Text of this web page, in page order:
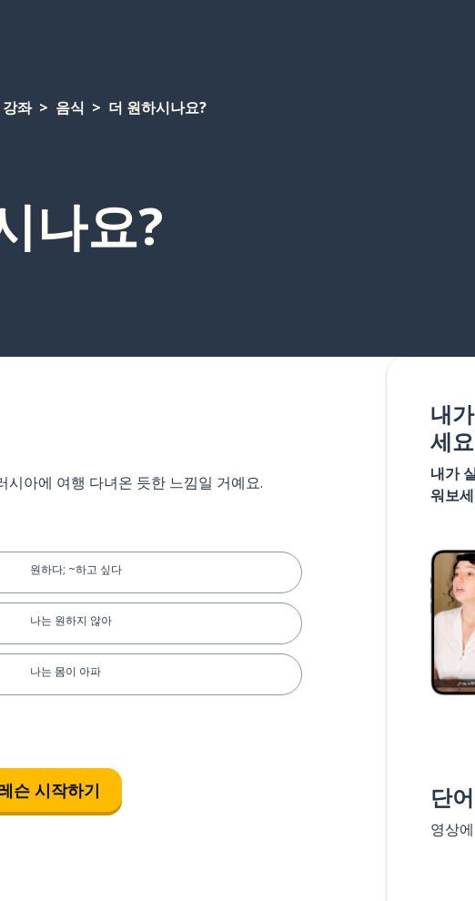
좌 음식 더 원하시나요?
나요?
아에 여행 다녀온 듯한 느낌일 거예요.
원하다; ~하고 싶다
나는 원하지 않아
나는 몸이 아파
슨 시작하기
내
세요
내가
워보
단
영상